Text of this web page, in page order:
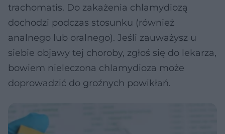
trachomatis. Do zakażenia chlamydiozą
dochodzi podczas stosunku (również
analnego lub oralnego). Jeśli zauważysz u
siebie objawy tej choroby, zgłoś się do lekarza,
bowiem nieleczona chlamydioza może
doprowadzić do groźnych powikłań.